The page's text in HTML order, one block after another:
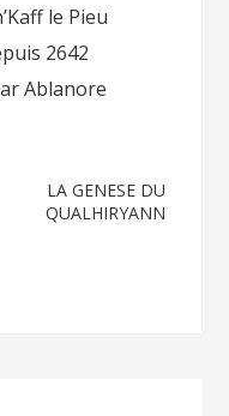
le Pieu
2642
Ablanore
LA GENESE DU
QUALHIRYANN